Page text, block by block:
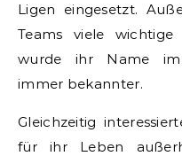
Ligen eingesetzt.
Teams viele
wurde ihr Name im
immer bekannter.
Gleichzeitig
für ihr Leben